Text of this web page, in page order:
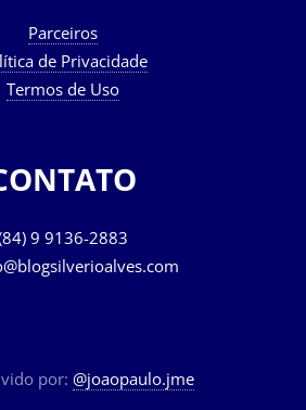
Parceiros
de Privacidade
Termos de Uso
9 9136-2883
por: @joaopaulo.jme